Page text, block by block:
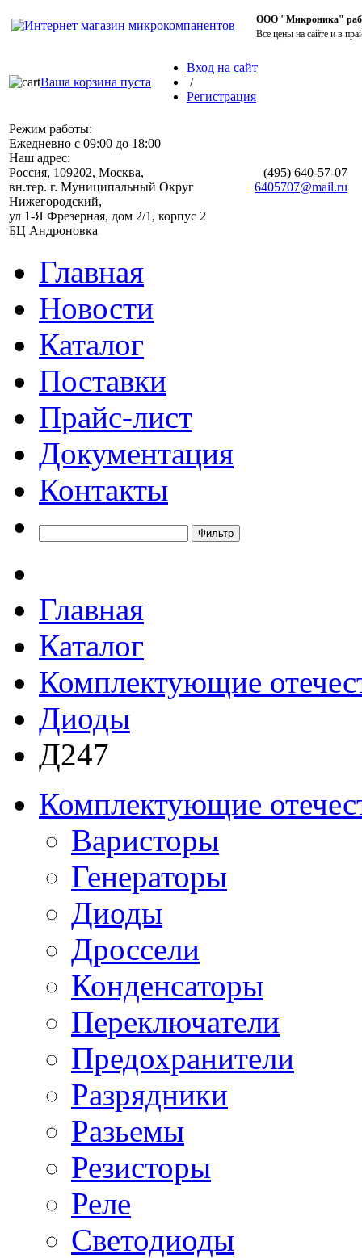
ООО "Микроника"
Все цены на сайте и в
Ваша корзина пуста
Вход на сайт
/
Регистрация
Режим работы:
Ежедневно с 09:00 до 18:00
Наш адрес:
Россия, 109202, Москва,
вн.тер. г. Муниципальный Округ
Нижегородский,
ул 1-Я Фрезерная, дом 2/1, корпус 2
БЦ Андроновка
(495) 640-57-07
6405707@mail.ru
Главная
Новости
Каталог
Поставки
Прайс-лист
Документация
Контакты
Главная
Каталог
Комплектующие
Диоды
Д247
Комплектующие
Варисторы
Генераторы
Диоды
Дроссели
Конденсаторы
Переключатели
Предохранители
Разрядники
Разьемы
Резисторы
Реле
Светодиоды